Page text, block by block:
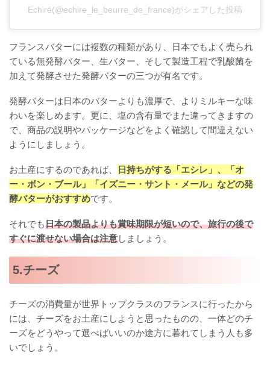
Echiré(@echire_le_beurre_de_france)がシェアした投稿
フランスバターには複数の種類があり、日本でもよく売られ
ている無発酵バター、生バター、そして製造工程で乳酸菌を
加えて発酵させた発酵バターの三つが有名です。
発酵バターは日本のバターよりも濃厚で、よりミルキーな味
わいを楽しめます。更に、塩の含有量でまた違ってきますの
で、商品の説明やパッケージなどをよく確認して間違えない
ようにしましょう。
お土産にするのであれば、
日持ちがする「エシレ」、「オ
ー・ボン・ブール」「イズニー・サント・メール」などの発
酵バターがおすすめです。
それでも日本の製品よりも賞味期限が短いので、旅行の後で
すぐに渡せない場合は注意しましょう。
5.チーズ
チーズの消費量が世界トップクラスのフランスに行ったから
には、チーズをお土産にしようと思ったものの、一体どのチ
ーズをどうやって選べばいいのか途方に暮れてしまう人も多
いでしょう。